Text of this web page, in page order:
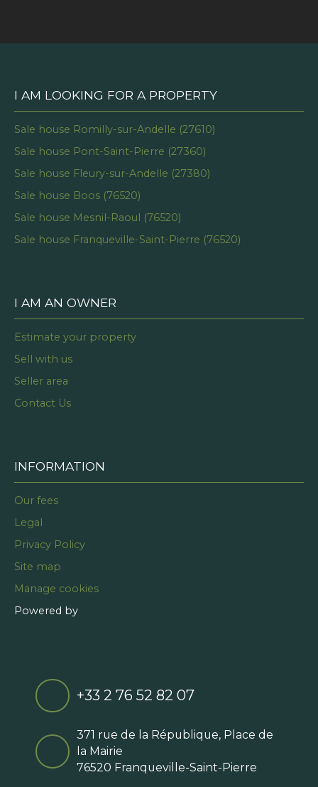
I AM LOOKING FOR A PROPERTY
Sale house Romilly-sur-Andelle (27610)
Sale house Pont-Saint-Pierre (27360)
Sale house Fleury-sur-Andelle (27380)
Sale house Boos (76520)
Sale house Mesnil-Raoul (76520)
Sale house Franqueville-Saint-Pierre (76520)
I AM AN OWNER
Estimate your property
Sell with us
Seller area
Contact Us
INFORMATION
Our fees
Legal
Privacy Policy
Site map
Manage cookies
Powered by
+33 2 76 52 82 07
371 rue de la République, Place de
la Mairie
76520 Franqueville-Saint-Pierre